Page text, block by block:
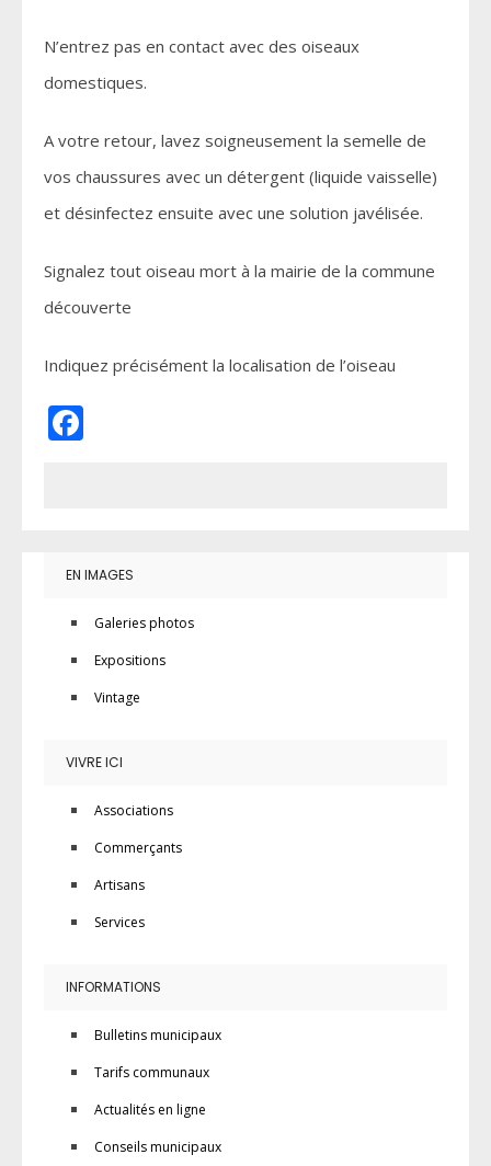
N’entrez pas en contact avec des oiseaux
domestiques.
A votre retour, lavez soigneusement la semelle de
vos chaussures avec un détergent (liquide vaisselle)
et désinfectez ensuite avec une solution javélisée.
Signalez tout oiseau mort à la mairie de la commune
découverte
Indiquez précisément la localisation de l’oiseau
EN IMAGES
Galeries photos
Expositions
Vintage
VIVRE ICI
Associations
Commerçants
Artisans
Services
INFORMATIONS
Bulletins municipaux
Tarifs communaux
Actualités en ligne
Conseils municipaux